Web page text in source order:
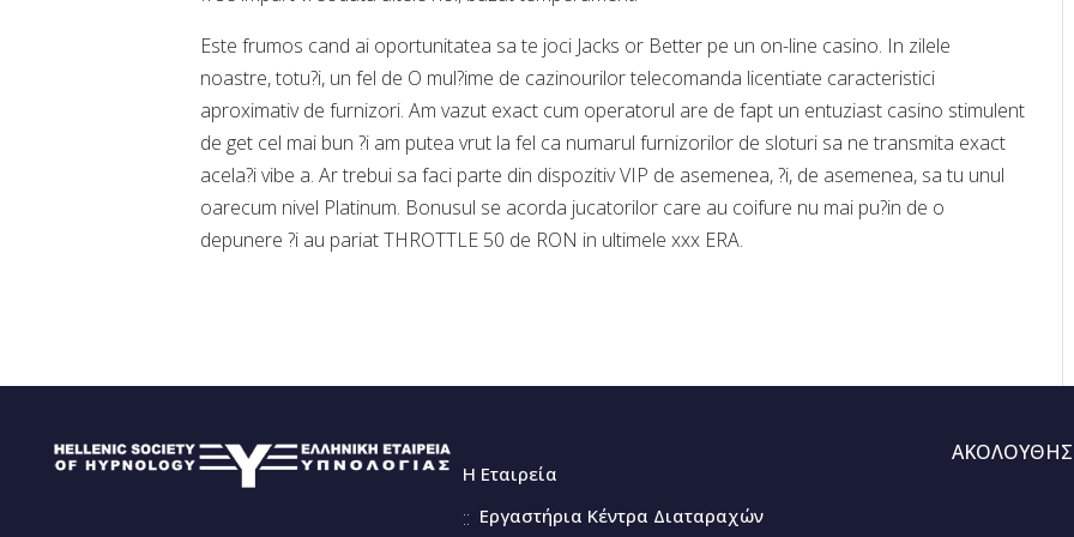
Este frumos cand ai oportunitatea sa te joci Jacks or Better pe un on-line casino. In zilele
noastre, totu?i, un fel de O mul?ime de cazinourilor telecomanda licentiate caracteristici
aproximativ de furnizori. Am vazut exact cum operatorul are de fapt un entuziast casino stimulent
de get cel mai bun ?i am putea vrut la fel ca numarul furnizorilor de sloturi sa ne transmita exact
acela?i vibe a. Ar trebui sa faci parte din dispozitiv VIP de asemenea, ?i, de asemenea, sa tu unul
oarecum nivel Platinum. Bonusul se acorda jucatorilor care au coifure nu mai pu?in de o
depunere ?i au pariat THROTTLE 50 de RON in ultimele xxx ERA.
Η Εταιρεία
Εργαστήρια Κέντρα Διαταραχών